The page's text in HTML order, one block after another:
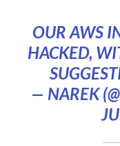
OUR AWS
HACKED,
— NAREK